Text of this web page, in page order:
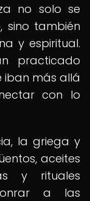
no solo se
sino también
y espiritual.
practicado
iban más allá
con lo
la griega y
aceites
y rituales
a las